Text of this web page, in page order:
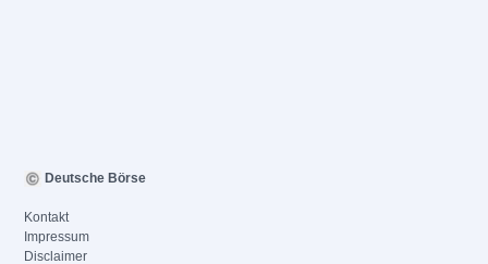
Deutsche Börse
Kontakt
Impressum
Disclaimer